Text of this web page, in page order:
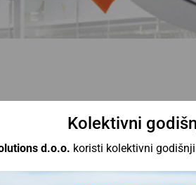
Kolektivni
d.o.o. koristi kolektivni